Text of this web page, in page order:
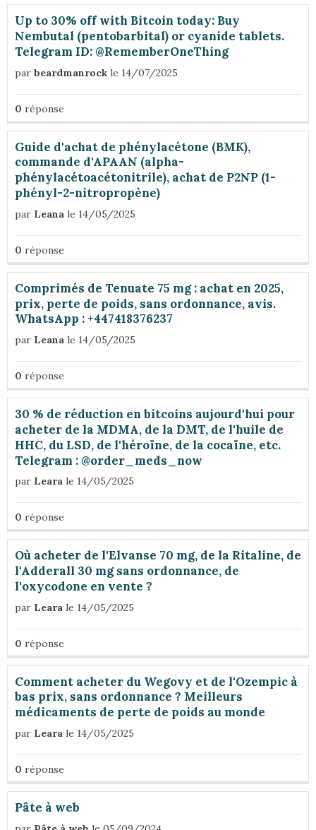
Up to 30% off with Bitcoin today: Buy
Nembutal (pentobarbital) or cyanide tablets.
Telegram ID: @RememberOneThing
par beardmanrock le 14/07/2025
0 réponse
Guide d'achat de phénylacétone (BMK),
commande d'APAAN (alpha-
phénylacétoacétonitrile), achat de P2NP (1-
phényl-2-nitropropène)
par Leana le 14/05/2025
0 réponse
Comprimés de Tenuate 75 mg : achat en 2025,
prix, perte de poids, sans ordonnance, avis.
WhatsApp : +447418376237
par Leana le 14/05/2025
0 réponse
30 % de réduction en bitcoins aujourd'hui pour
acheter de la MDMA, de la DMT, de l'huile de
HHC, du LSD, de l'héroïne, de la cocaïne, etc.
Telegram : @order_meds_now
par Leara le 14/05/2025
0 réponse
Où acheter de l'Elvanse 70 mg, de la Ritaline, de
l'Adderall 30 mg sans ordonnance, de
l'oxycodone en vente ?
par Leara le 14/05/2025
0 réponse
Comment acheter du Wegovy et de l'Ozempic à
bas prix, sans ordonnance ? Meilleurs
médicaments de perte de poids au monde
par Leara le 14/05/2025
0 réponse
Pâte à web